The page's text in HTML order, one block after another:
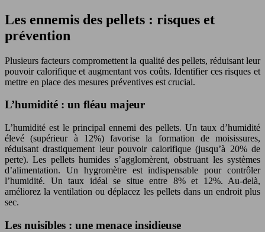
Les ennemis des pellets : risques et
prévention
Plusieurs facteurs compromettent la qualité des pellets, réduisant leur
pouvoir calorifique et augmentant vos coûts. Identifier ces risques et
mettre en place des mesures préventives est crucial.
L’humidité : un fléau majeur
L’humidité est le principal ennemi des pellets. Un taux d’humidité
élevé (supérieur à 12%) favorise la formation de moisissures,
réduisant drastiquement leur pouvoir calorifique (jusqu’à 20% de
perte). Les pellets humides s’agglomèrent, obstruant les systèmes
d’alimentation. Un hygromètre est indispensable pour contrôler
l’humidité. Un taux idéal se situe entre 8% et 12%. Au-delà,
améliorez la ventilation ou déplacez les pellets dans un endroit plus
sec.
Les nuisibles : une menace insidieuse